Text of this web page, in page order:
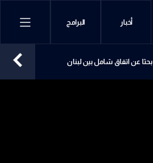
أخبار البرامج
بحثا عن اتفاق شامل بين لبنان